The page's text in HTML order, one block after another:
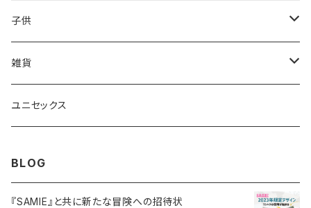
ポロシャツ
ロングTシャツ
ショートパンツ
ポロシャツ
ロングTシャツ
Tシャツ
子供
Tシャツ
トレーナ―
雑貨
マグカップ
ユニセックス
BLOG
『SAMIE』と共に新たな冒険への招待状